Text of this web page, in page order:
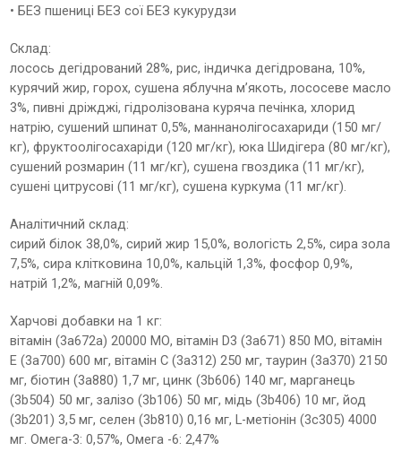
• БЕЗ пшениці БЕЗ сої БЕЗ кукурудзи
Склад:
лосось дегідрований 28%, рис, індичка дегідрована, 10%,
курячий жир, горох, сушена яблучна м’якоть, лососеве масло
3%, пивні дріжджі, гідролізована куряча печінка, хлорид
натрію, сушений шпинат 0,5%, маннанолігосахариди (150 мг/
кг), фруктоолігосахаріди (120 мг/кг), юка Шидігера (80 мг/кг),
сушений розмарин (11 мг/кг), сушена гвоздика (11 мг/кг),
сушені цитрусові (11 мг/кг), сушена куркума (11 мг/кг).
Аналітичний склад:
сирий білок 38,0%, сирий жир 15,0%, вологість 2,5%, сира зола
7,5%, сира клітковина 10,0%, кальцій 1,3%, фосфор 0,9%,
натрій 1,2%, магній 0,09%.
Харчові добавки на 1 кг:
вітамін (3a672a) 20000 МО, вітамін D3 (3a671) 850 МО, вітамін
E (3a700) 600 мг, вітамін C (3a312) 250 мг, таурин (3a370) 2150
мг, біотин (3a880) 1,7 мг, цинк (3b606) 140 мг, марганець
(3b504) 50 мг, залізо (3b106) 50 мг, мідь (3b406) 10 мг, йод
(3b201) 3,5 мг, селен (3b810) 0,16 мг, L-метіонін (3c305) 4000
мг. Омега-3: 0,57%, Омега -6: 2,47%